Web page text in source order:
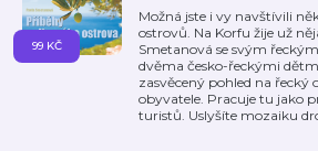
Možná jste i vy navštívili
ostrovů. Na Korfu žije už
Smetanová se svým
dvěma česko-řeckými
zasvěcený pohled na řecký
obyvatele. Pracuje tu jako
turistů. Uslyšíte mozaiku
99 KČ